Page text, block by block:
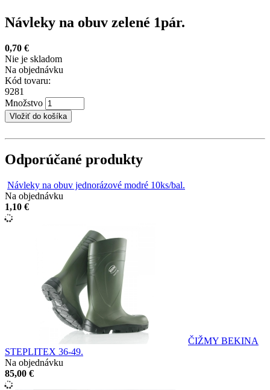
Návleky na obuv zelené 1pár.
0,70 €
Nie je skladom
Na objednávku
Kód tovaru:
9281
Množstvo
Odporúčané produkty
Návleky na obuv jednorázové modré 10ks/bal.
Na objednávku
1,10 €
ČIŽMY BEKINA
STEPLITEX 36-49.
Na objednávku
85,00 €